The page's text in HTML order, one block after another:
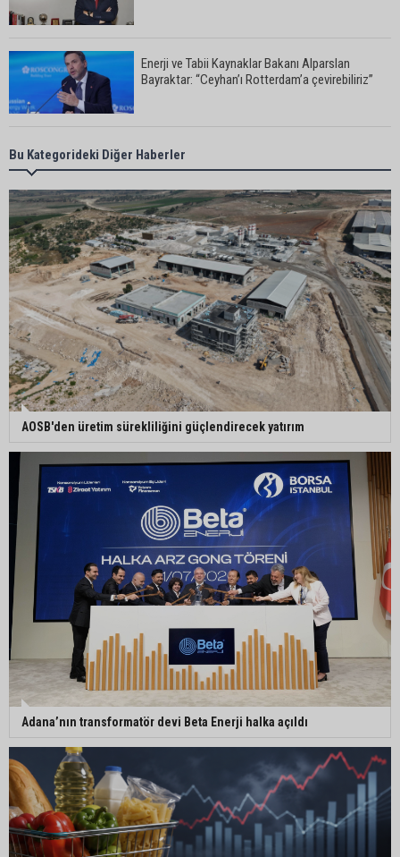
Enerji ve Tabii Kaynaklar Bakanı Alparslan
Bayraktar: “Ceyhan’ı Rotterdam’a çevirebiliriz”
Başkan Ali Bedrettin Karataş’tan sahiller için
duyarlılık çağrısı
MHP Adana İl Başkanı Hakan Yıldırım:
“Liderimize dil uzatmak sizin haddinize değildir”
Adanalı 13 yaşındaki Ela Nur şelalede hayatını
kaybetti
gidiyor
Kozan’da üreticilere yangın ve anız uyarısı
Ceyhan’da yağlık ayçiçeği hasadı başladı
Bu Kategorideki Diğer Haberler
⁠AOSB'den üretim sürekliliğini güçlendirecek yatırım
Adana’nın transformatör devi Beta Enerji halka açıldı